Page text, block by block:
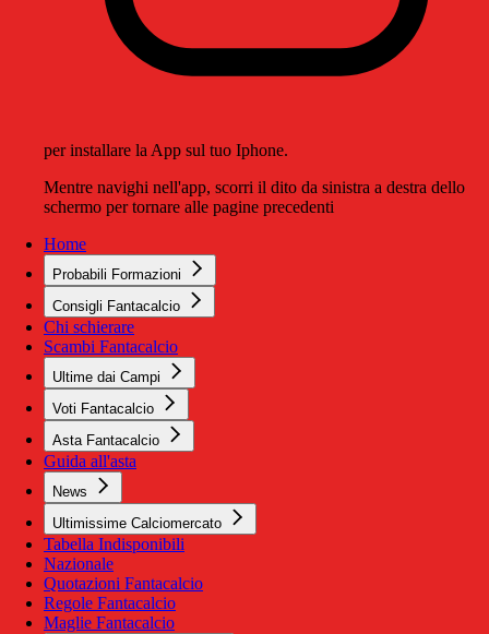
per installare la App sul tuo Iphone.
Mentre navighi nell'app, scorri il dito da sinistra a destra dello
schermo per tornare alle pagine precedenti
Home
Probabili Formazioni
Consigli Fantacalcio
Chi schierare
Scambi Fantacalcio
Ultime dai Campi
Voti Fantacalcio
Asta Fantacalcio
Guida all'asta
News
Ultimissime Calciomercato
Tabella Indisponibili
Nazionale
Quotazioni Fantacalcio
Regole Fantacalcio
Maglie Fantacalcio